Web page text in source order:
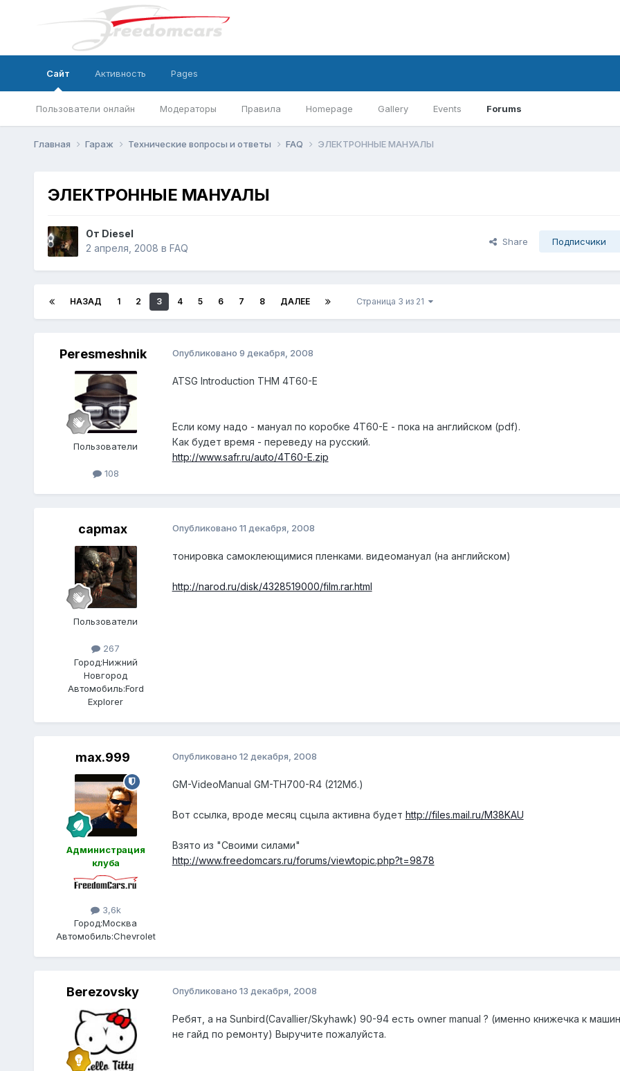
Сайт
Пользователи онлайн Модераторы Правила Homepage Gallery Events Forums
Активность Pages
Главная Гараж Технические вопросы и ответы FAQ ЭЛЕКТРОННЫЕ МАНУАЛЫ
ЭЛЕКТРОННЫЕ МАНУАЛЫ
От Diesel
2 апреля, 2008 в FAQ
Share Подписчики
НАЗАД 1 2 3 4 5 6 7 8 ДАЛЕЕ Страница 3 из 21
Peresmeshnik
Пользователи
108
Опубликовано 9 декабря, 2008
ATSG Introduction THM 4T60-E
Если кому надо - мануал по коробке 4Т60-Е - пока на английском (pdf).
Как будет время - переведу на русский.
http://www.safr.ru/auto/4T60-E.zip
capmax
Пользователи
267
Город:Нижний
Новгород
Автомобиль:Ford
Explorer
Опубликовано 11 декабря, 2008
тонировка самоклеющимися пленками. видеомануал (на английском)
http://narod.ru/disk/4328519000/film.rar.html
max.999
Администрация
клуба
3,6k
Город:Москва
Автомобиль:Chevrolet
Опубликовано 12 декабря, 2008
GM-VideoManual GM-TH700-R4 (212Мб.)
Вот ссылка, вроде месяц сцыла активна будет http://files.mail.ru/M38KAU
Взято из "Своими силами"
http://www.freedomcars.ru/forums/viewtopic.php?t=9878
Berezovsky Опубликовано 13 декабря, 2008
Ребят, а на Sunbird(Cavallier/Skyhawk) 90-94 есть owner manual ? (именно книжечка к
не гайд по ремонту) Выручите пожалуйста.